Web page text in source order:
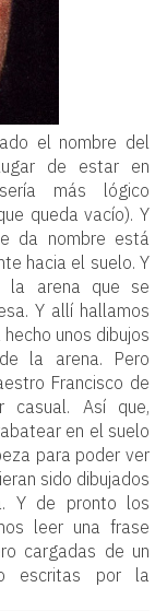
el nombre del
de estar en
más lógico
queda vacío). Y
da nombre está
hacia el suelo. Y
la arena que se
Y allí hallamos
unos dibujos
la arena. Pero
Francisco de
casual. Así que,
en el suelo
para poder ver
sido dibujados
Y de pronto los
leer una frase
cargadas de un
escritas por la